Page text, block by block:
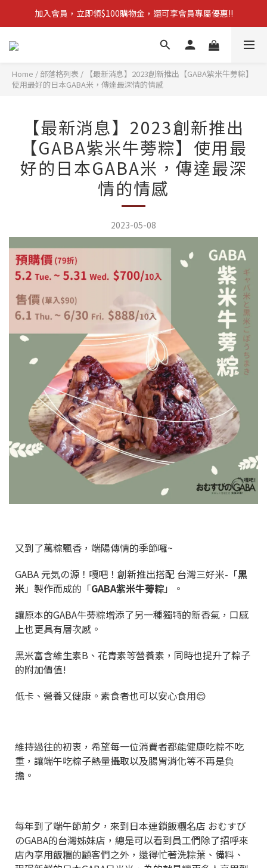
【新品上市】拋棄型簡易廁所 防災必備!
加入會員，立即領$100購物金，還可享會員專屬優惠!!
訂單滿$1,600，立即享免運優惠
Home / 部落格列表 /
【最新消息】2023創新推出【GABA紫米牛蒡粽】
使用最好的日本GABA米，傳達最深情的情感
【最新消息】2023創新推出
【GABA紫米牛蒡粽】使用最
好的日本GABA米，傳達最深
情的情感
2023-05-08
又到了萬粽飄香，端陽傳情的季節囉~
GABA 元気の源！嘎吧！創新推出搭配 台灣三好米-「黑
米」製作而成的「GABA紫米牛蒡粽」。
讓原本的GABA牛蒡粽增添了另一種獨特的新香氣，口感
上也更具有層次感。
黑米富含維生素B、花青素等營養素，同時也提升了粽子
的附加價值!
低卡、營養又健康。素食者也可以安心食用😊
維持過往的初衷，希望每一位消費者都能健康吃粽不吃
重，讓端午吃粽子熱量攝取以及腸胃消化等不再是負
擔。
每年到了端午節前夕，來到日本連鎖飯糰名店 おむすび
のGABA的台灣姊妹店，總是可以看到員工們除了招呼來
店內享用飯糰的顧客們之外，還得忙著洗粽葉、備料、